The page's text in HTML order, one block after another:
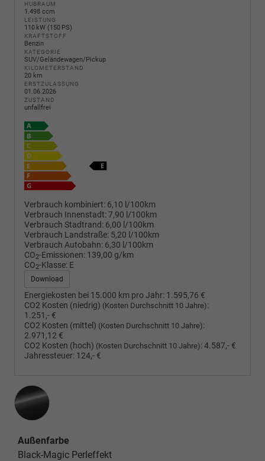
HUBRAUM
1.498 ccm
LEISTUNG
110 kW (150 PS)
KRAFTSTOFF
Benzin
KATEGORIE
SUV/Geländewagen/Pickup
KILOMETERSTAND
20 km
ERSTZULASSUNG
01.06.2026
ZUSTAND
unfallfrei
Verbrauch kombiniert: 6,10 l/100km
Verbrauch Innenstadt:7,90 l/100km
Verbrauch Stadtrand: 6,00 l/100km
Verbrauch Landstraße: 5,20 l/100km
Verbrauch Autobahn: 6,30 l/100km
CO2-Emissionen: 139,00 g/km
CO2-Klasse: E
Download
Energiekosten bei 15.000 km pro Jahr: 1.595,76 €
CO2 Kosten (niedrig) (Kosten Durchschnitt 10 Jahre):
1.251,- €
CO2 Kosten (mittel) (Kosten Durchschnitt 10 Jahre):
2.971,12 €
CO2 Kosten (hoch) (Kosten Durchschnitt 10 Jahre):4.587,- €
Jahressteuer: 124,- €
Außenfarbe
Black-Magic Perleffekt